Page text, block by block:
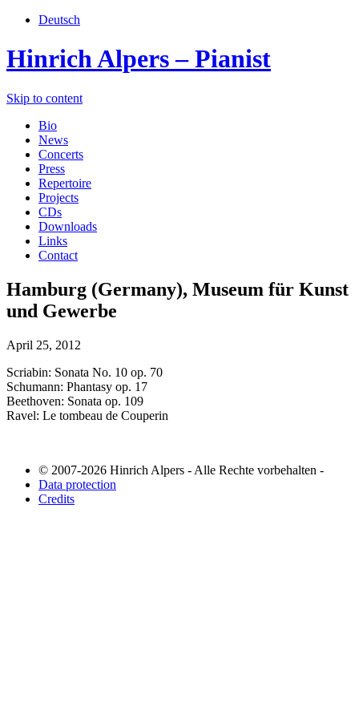
Deutsch
Hinrich Alpers – Pianist
Skip to content
Bio
News
Concerts
Press
Repertoire
Projects
CDs
Downloads
Links
Contact
Hamburg (Germany), Museum für Kunst
und Gewerbe
April 25, 2012
Scriabin: Sonata No. 10 op. 70
Schumann: Phantasy op. 17
Beethoven: Sonata op. 109
Ravel: Le tombeau de Couperin
© 2007-2026 Hinrich Alpers - Alle Rechte vorbehalten -
Data protection
Credits